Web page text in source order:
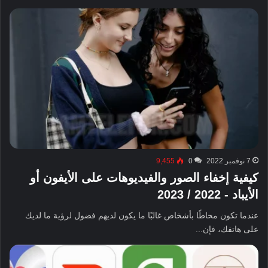
7 نوفمبر 2022 0
9,455
كيفية إخفاء الصور والفيديوهات على الأيفون أو
الأيباد - 2022 / 2023
عندما تكون محاطًا بأشخاص غالبًا ما يكون لديهم فضول لرؤية ما لديك
على هاتفك، فإن...